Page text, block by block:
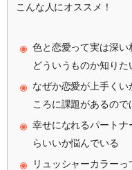
こんな人にオススメ！
色と恋愛って実は深い
どういうものか知りた
なぜか恋愛が上手くい
ころに課題があるので
幸せになれるパートナ
らいいか悩んでいる
リュッシャーカラー